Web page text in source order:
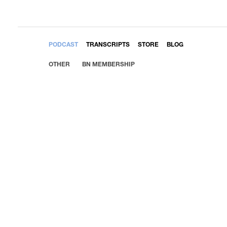
PODCAST TRANSCRIPTS STORE BLOG
OTHER BN MEMBERSHIP